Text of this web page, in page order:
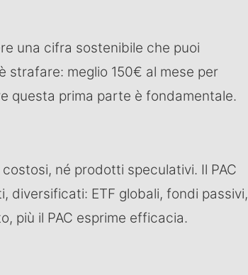
una cifra sostenibile che puoi
strafare: meglio 150€ al mese per
questa prima parte è fondamentale.
né prodotti speculativi. Il PAC
diversificati: ETF globali, fondi passivi,
più il PAC esprime efficacia.